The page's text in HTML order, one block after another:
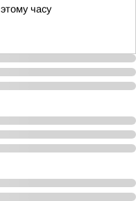
часу